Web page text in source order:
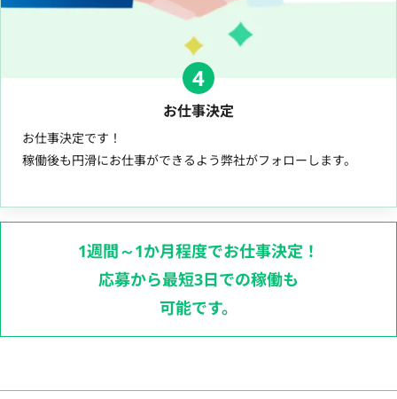
4
お仕事決定
お仕事決定です！
稼働後も円滑にお仕事ができるよう弊社がフォローします。
1週間～1か月程度でお仕事決定！
応募から最短3日での稼働も
可能です。